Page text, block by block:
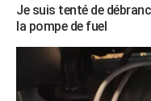
Je suis tenté de
la pompe de fuel